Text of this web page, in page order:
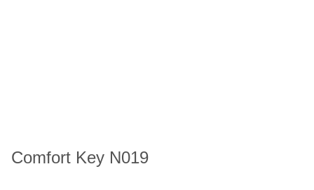
Comfort Key N019